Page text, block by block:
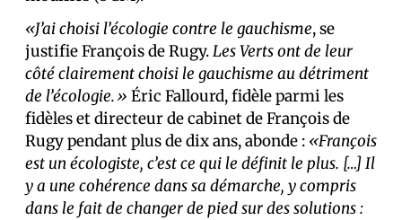
«J’ai choisi l’écologie contre le gauchisme, se
justifie François de Rugy.Les Verts ont de leur
côté clairement choisi le gauchisme au détriment
de l’écologie.» Éric Fallourd, fidèle parmi les
fidèles et directeur de cabinet de François de
Rugy pendant plus de dix ans, abonde : «François
est un écologiste, c’est ce qui le définit le plus. […] Il
y a une cohérence dans sa démarche, y compris
dans le fait de changer de pied sur des solutions :